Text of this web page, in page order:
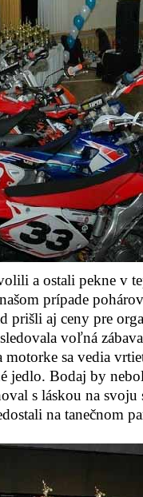
a ostali pekne v
prípade
aj ceny pre
voľná
sa vedia
jedlo. Bodaj by
s láskou na
na tanečnom